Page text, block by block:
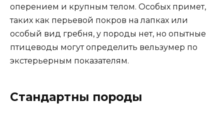
оперением и крупным телом. Особых примет,
таких как перьевой покров на лапках или
особый вид гребня, у породы нет, но опытные
птицеводы могут определить вельзумер по
экстерьерным показателям.
Стандартны породы